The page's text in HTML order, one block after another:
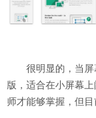
很明显的，当屏
版，适合在小屏幕
师才能够掌握，但目